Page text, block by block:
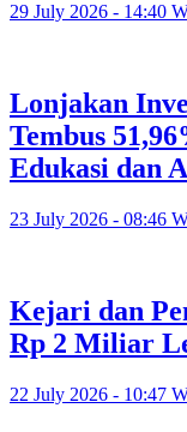
29 July 2026 - 14:40
Lonjakan
Tembus
Edukasi dan
23 July 2026 - 08:46
Kejari dan
Rp 2 Miliar
22 July 2026 - 10:47